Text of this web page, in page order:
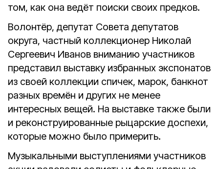
том, как она ведёт поиски своих предков.
Волонтёр, депутат Совета депутатов
округа, частный коллекционер Николай
Сергеевич Иванов вниманию участников
представил выставку избранных экспонатов
из своей коллекции спичек, марок, банкнот
разных времён и других не менее
интересных вещей. На выставке также были
и реконструированные рыцарские доспехи,
которые можно было примерить.
Музыкальными выступлениями участников